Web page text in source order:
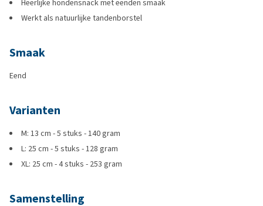
Heerlijke hondensnack met eenden smaak
Werkt als natuurlijke tandenborstel
Smaak
Eend
Varianten
M: 13 cm - 5 stuks - 140 gram
L: 25 cm - 5 stuks - 128 gram
XL: 25 cm - 4 stuks - 253 gram
Samenstelling